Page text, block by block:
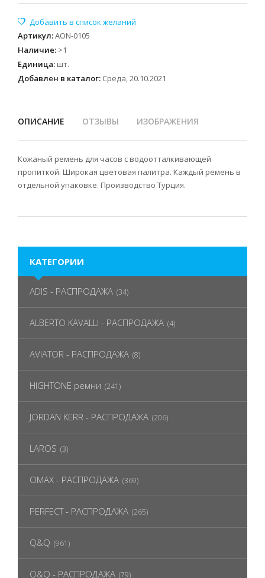
Артикул:AON-0105
Наличие: >1
Единица: шт.
Добавлен в каталог: Среда, 20.10.2021
ОПИСАНИЕ ОТЗЫВЫ ИЗОБРАЖЕНИЯ
Кожаный ремень для часов с водоотталкивающей
пропиткой. Широкая цветовая палитра. Каждый ремень в
отдельной упаковке. Производство Турция.
КАТЕГОРИИ
ADIS - РАСПРОДАЖА (34)
ALBERTO KAVALLI - РАСПРОДАЖА (4)
AVIATOR - РАСПРОДАЖА (8)
HIGHTONE ремни (241)
JORDAN KERR - РАСПРОДАЖА (206)
LAROS (3)
OMAX - РАСПРОДАЖА (369)
PERFECT - РАСПРОДАЖА (265)
Q&Q (961)
Q&Q - РАСПРОДАЖА (79)